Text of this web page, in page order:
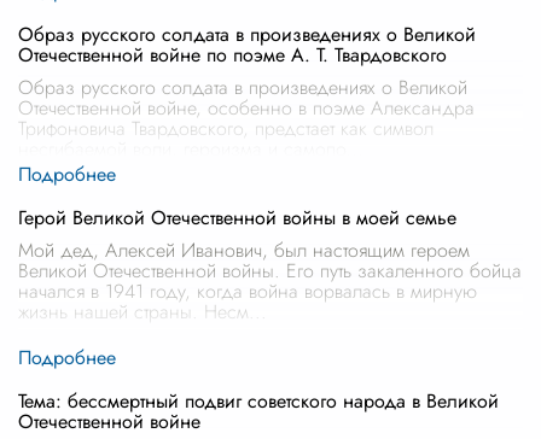
Образ русского солдата в произведениях о Великой
Отечественной войне по поэме А. Т. Твардовского
Образ русского солдата в произведениях о Великой
Отечественной войне, особенно в поэме Александра
Трифоновича Твардовского, предстает как символ
Герой Великой Отечественной войны в моей семье
Мой дед, Алексей Иванович, был настоящим героем
Великой Отечественной войны. Его путь закаленного бойца
начался в 1941 году, когда война ворвалась в мирную
жизнь нашей страны. Несм
Тема: бессмертный подвиг советского народа в Великой
Отечественной войне